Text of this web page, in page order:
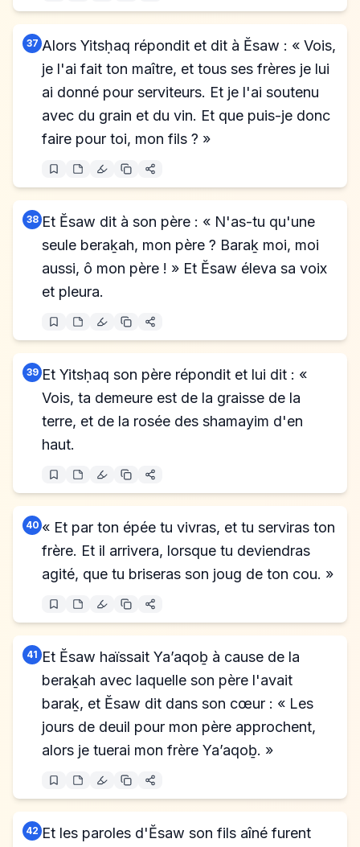
37 Alors Yitsḥaq répondit et dit à Ĕsaw : « Vois,
je l'ai fait ton maître, et tous ses frères je lui
ai donné pour serviteurs. Et je l'ai soutenu
avec du grain et du vin. Et que puis-je donc
faire pour toi, mon fils ? »
38 Et Ĕsaw dit à son père : « N'as-tu qu'une
seule beraḵah, mon père ? Baraḵ moi, moi
aussi, ô mon père ! » Et Ĕsaw éleva sa voix
et pleura.
39 Et Yitsḥaq son père répondit et lui dit : «
Vois, ta demeure est de la graisse de la
terre, et de la rosée des shamayim d'en
haut.
40 « Et par ton épée tu vivras, et tu serviras ton
frère. Et il arrivera, lorsque tu deviendras
agité, que tu briseras son joug de ton cou. »
41 Et Ĕsaw haïssait Ya’aqoḇ à cause de la
beraḵah avec laquelle son père l'avait
baraḵ, et Ĕsaw dit dans son cœur : « Les
jours de deuil pour mon père approchent,
alors je tuerai mon frère Ya’aqoḇ. »
42 Et les paroles d'Ĕsaw son fils aîné furent